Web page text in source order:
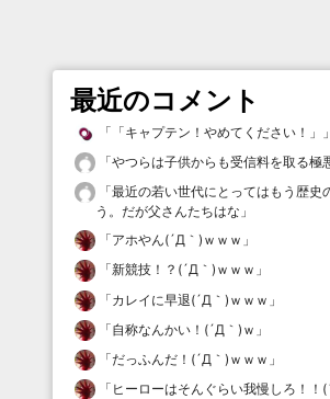
最近のコメント
「 「キャプテン！やめてください！」
」
「やつらは子供からも受信料を取る極
「最近の若い世代にとってはもう歴史
う。だが父さんたちはな 」
「アホやん(´Д｀)ｗｗｗ 」
「新競技！？(´Д｀)ｗｗｗ 」
「カレイに早退(´Д｀)ｗｗｗ 」
「自称なんかい！(´Д｀)ｗ 」
「だっふんだ！(´Д｀)ｗｗｗ 」
「 ヒーローはそんぐらい我慢しろ！！